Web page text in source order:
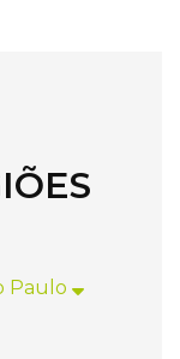
Paulo